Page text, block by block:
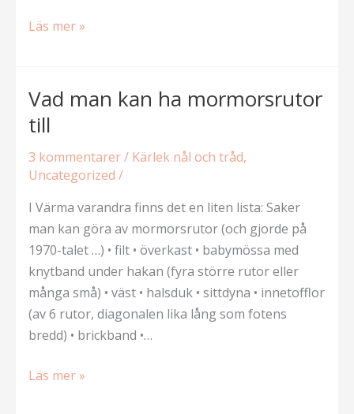
Recensionsglädje
Läs mer »
Vad man kan ha mormorsrutor
till
3 kommentarer/ Kärlek nål och tråd,
Uncategorized /
I Värma varandra finns det en liten lista: Saker
man kan göra av mormorsrutor (och gjorde på
1970-talet …) • filt • överkast • babymössa med
knytband under hakan (fyra större rutor eller
många små) • väst • halsduk • sittdyna • innetofflor
(av 6 rutor, diagonalen lika lång som fotens
bredd) • brickband •…
Vad
Läs mer »